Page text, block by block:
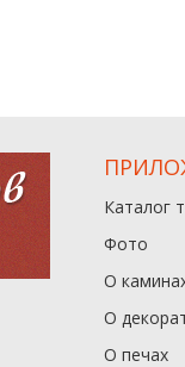
Каталог
Фото
О
О
О печах